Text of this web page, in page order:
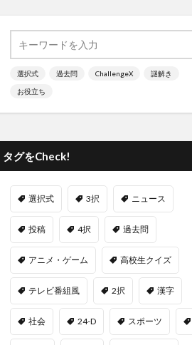
選択式 過去問 ChallengeX 謎解き
お役立ち
タグをCheck!
選択式 3択 ニュース
投稿 4択 過去問
アニメ・ゲーム 高校生クイズ
テレビ番組風 2択 漢字
社会 24-D スポーツ